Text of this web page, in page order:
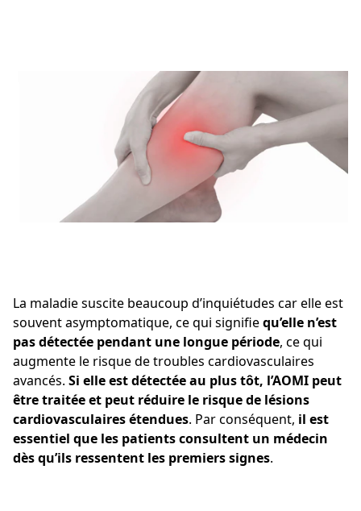
La maladie suscite beaucoup d’inquiétudes car elle est
souvent asymptomatique, ce qui signifiequ’elle n’est
pas détectée pendant une longue période, ce qui
augmente le risque de troubles cardiovasculaires
avancés. Si elle est détectée au plus tôt, l’AOMI peut
être traitée et peut réduire le risque de lésions
cardiovasculaires étendues. Par conséquent, il est
essentiel que les patients consultent un médecin
dès qu’ils ressentent les premiers signes.